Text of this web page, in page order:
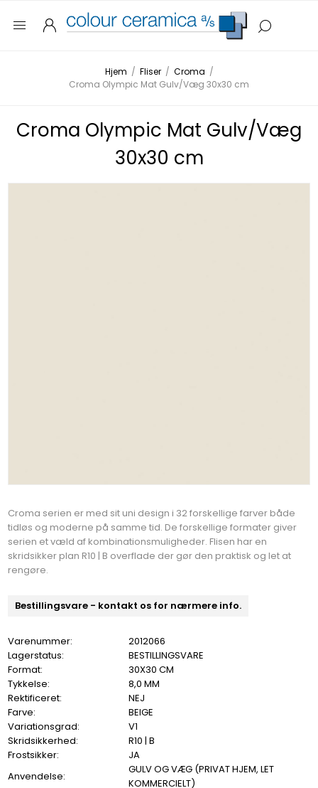
Hjem / Fliser / Croma /
Croma Olympic Mat Gulv/Væg 30x30 cm
Croma Olympic Mat Gulv/Væg
30x30 cm
Croma serien er med sit uni design i 32 forskellige farver både
tidløs og moderne på samme tid. De forskellige formater giver
serien et væld af kombinationsmuligheder. Flisen har en
skridsikker plan R10 | B overflade der gør den praktisk og let at
rengøre.
Bestillingsvare - kontakt os for nærmere info.
Varenummer:
2012066
Lagerstatus:
BESTILLINGSVARE
Format:
30X30 CM
Tykkelse:
8,0 MM
Rektificeret:
NEJ
Farve:
BEIGE
Variationsgrad:
V1
Skridsikkerhed:
R10 | B
Frostsikker:
JA
Anvendelse:
GULV OG VÆG (PRIVAT HJEM, LET
KOMMERCIELT)